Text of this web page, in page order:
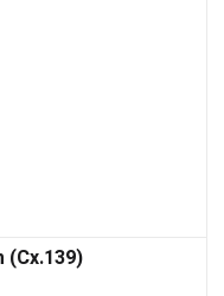
(Cx.139)